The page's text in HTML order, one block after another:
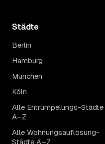
Städte
Berlin
Hamburg
München
Köln
Alle Entrümpelungs-Städte
A–Z
Alle Wohnungsauflösung-
Städte A–Z